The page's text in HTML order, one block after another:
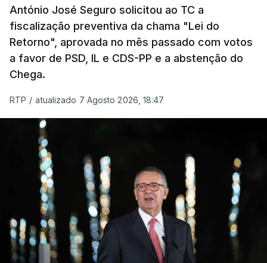
Presidente da República.
Assegurar que "ninguém é
prejudicado"
O Preisdente deixa, no entanto, deixa alguns
avisos:uma reforma desta dimensão "deve ter
como primeiro critério a proteção das pessoas"
e "nenhum processo de simplificação pode
traduzir-se numa diminuição da proteção
social".
António José Seguro vinca que se
deverá
assegurar que "ninguém é prejudicado face à
António José Seguro solicitou ao TC a
fiscalização preventiva da chama "Lei do
Retorno", aprovada no mês passado com votos
a favor de PSD, IL e CDS-PP e a abstenção do
Chega.
RTP / atualizado 7 Agosto 2026, 18:47